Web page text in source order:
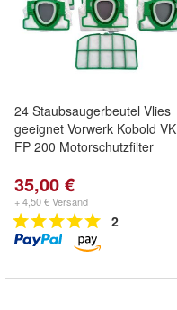
24 Staubsaugerbeutel Vlies
geeignet Vorwerk Kobold VK
FP 200 Motorschutzfilter
35,00 €
+ 4,50 € Versand
2